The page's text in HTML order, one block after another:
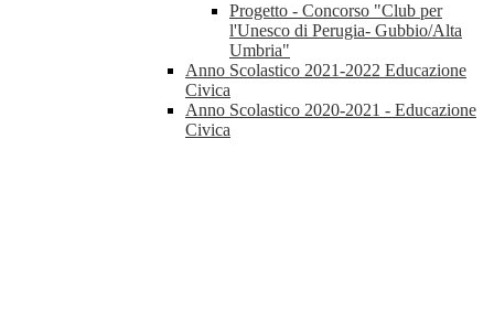
Progetto - Concorso "Club per
l'Unesco di Perugia- Gubbio/Alta
Umbria"
Anno Scolastico 2021-2022 Educazione
Civica
Anno Scolastico 2020-2021 - Educazione
Civica